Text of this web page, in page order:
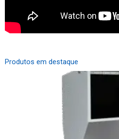
Produtos em destaque